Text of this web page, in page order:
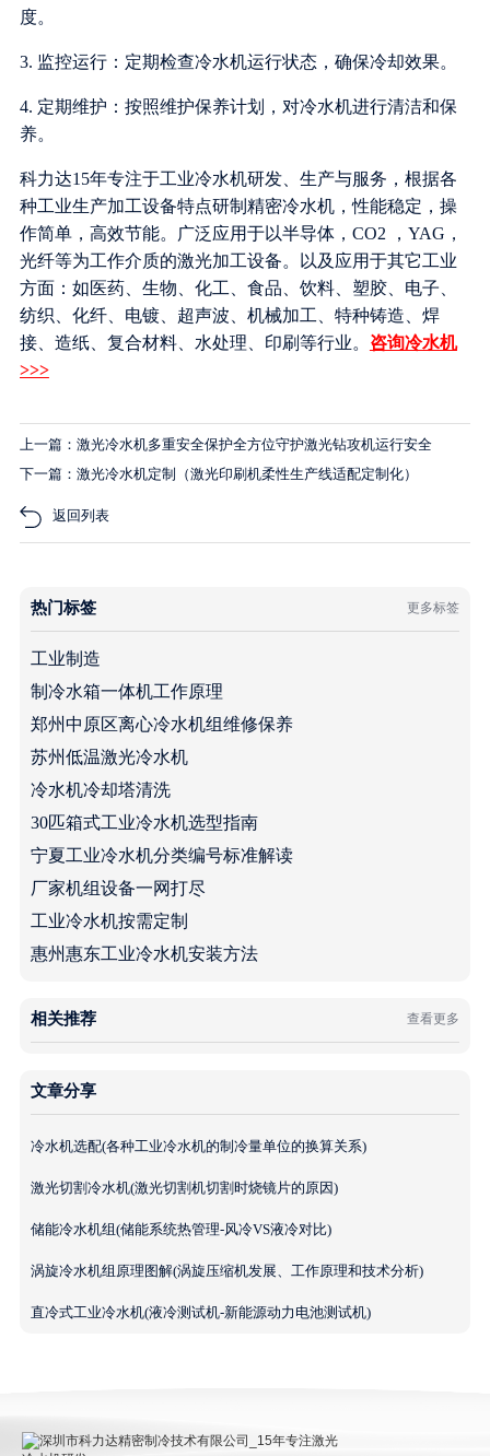
度。
3. 监控运行：定期检查冷水机运行状态，确保冷却效果。
4. 定期维护：按照维护保养计划，对冷水机进行清洁和保
养。
科力达15年专注于工业冷水机研发、生产与服务，根据各
种工业生产加工设备特点研制精密冷水机，性能稳定，操
作简单，高效节能。广泛应用于以半导体，CO2 ，YAG，
光纤等为工作介质的激光加工设备。以及应用于其它工业
方面：如医药、生物、化工、食品、饮料、塑胶、电子、
纺织、化纤、电镀、超声波、机械加工、特种铸造、焊
接、造纸、复合材料、水处理、印刷等行业。 咨询冷水机
>>>
上一篇：激光冷水机多重安全保护全方位守护激光钻攻机运行安全
下一篇：激光冷水机定制（激光印刷机柔性生产线适配定制化）
返回列表
热门标签 更多标签
工业制造
制冷水箱一体机工作原理
郑州中原区离心冷水机组维修保养
苏州低温激光冷水机
冷水机冷却塔清洗
30匹箱式工业冷水机选型指南
宁夏工业冷水机分类编号标准解读
厂家机组设备一网打尽
工业冷水机按需定制
惠州惠东工业冷水机安装方法
相关推荐 查看更多
文章分享
冷水机选配(各种工业冷水机的制冷量单位的换算关系)
激光切割冷水机(激光切割机切割时烧镜片的原因)
储能冷水机组(储能系统热管理-风冷VS液冷对比)
涡旋冷水机组原理图解(涡旋压缩机发展、工作原理和技术分析)
直冷式工业冷水机(液冷测试机-新能源动力电池测试机)